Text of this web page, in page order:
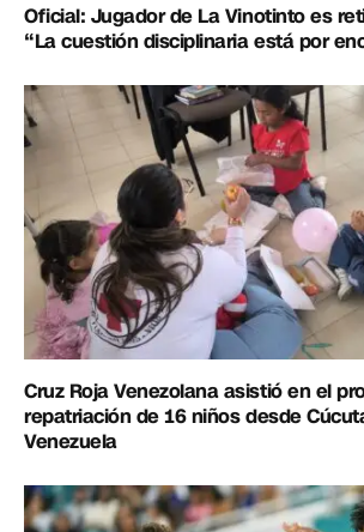
Oficial: Jugador de La Vinotinto es
“La cuestión disciplinaria está por
Cruz Roja Venezolana asistió en el
repatriación de 16 niños desde
Venezuela